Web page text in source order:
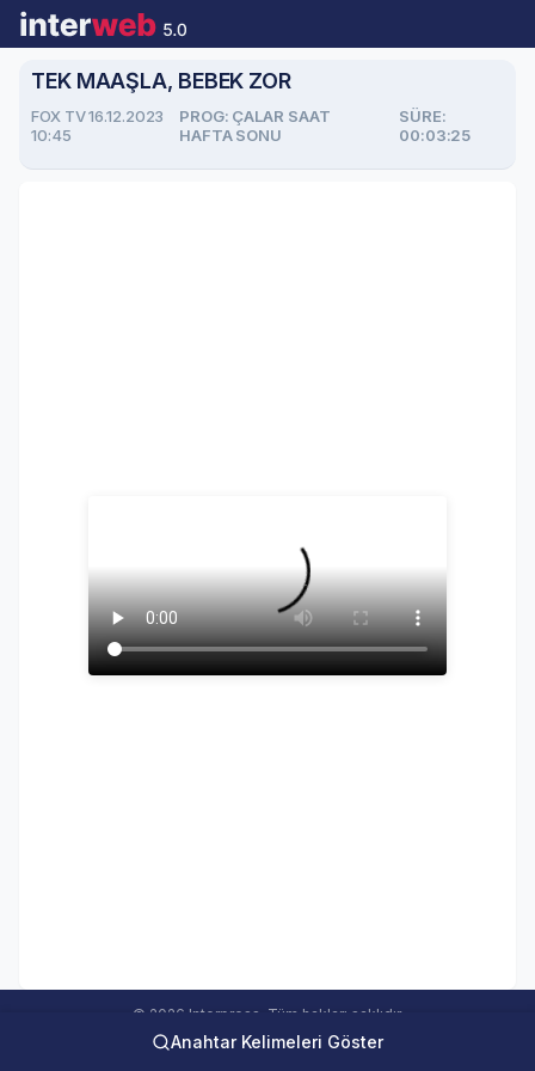
TEK MAAŞLA, BEBEK ZOR
FOX TV 16.12.2023
10:45
PROG: ÇALAR SAAT
HAFTA SONU
SÜRE:
00:03:25
Anahtar Kelimeleri Göster
© 2026 Interpress. Tüm hakları saklıdır.
interweb Online Medya Takip Sistemi Ver 5.00